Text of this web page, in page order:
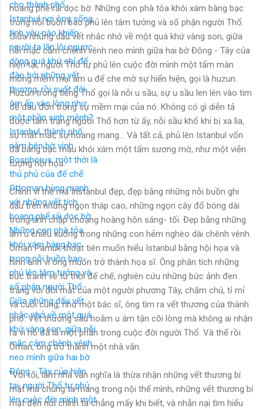
hoang phế rải dọc bờ. Những con phà tỏa khói xám bàng bạc
trong nỗi buồn bao phủ lên tâm tưởng và số phận người Thổ.
Giữa những dấu vết nhắc nhớ về một quá khứ vàng son, giữa
nỗi mặc cảm chênh vênh neo mình giữa hai bờ Đông - Tây của
hiện tại, người Thổ tự phủ lên cuộc đời mình một tấm màn
mỏng mềm mại âm u để che mờ sự hiển hiện, gọi là huzun.
Huzun trong tiếng Thổ gọi là nỗi u sầu, sự u sầu len lén vào tim
để đau đớn trong sự mềm mại của nó. Không có gì diễn tả
được tâm trạng người Thổ hơn từ ấy, nỗi sầu khổ khi bị xa lìa,
sự mất mát, sự hoang mang... Và tất cả, phủ lên Istanbul vốn
đã bàng bạc màu khói xám một tấm sương mờ, như một viễn
tượng hội họa.
Chính vì thế mà Instanbul đẹp, đẹp bằng những nỗi buồn ghi
dấu trên những ngọn tháp cao, những ngọn cây đổ bóng dài
trong ánh chập choạng hoàng hôn sáng- tối. Đẹp bằng những
âm u chiều xuống trong những con hẻm nghèo dài chênh vênh.
Orhan Pamuk thoạt tiên muốn hiểu Istanbul bằng hội họa và
hình ảnh vì ông muốn trở thành họa sĩ. Ông phân tích những
bức tranh vẽ từ thời đế chế, nghiên cứu những bức ảnh đen
trắng với đôi mắt của một người phương Tây, chăm chú, tỉ mỉ
và cuối cùng, như một bác sĩ, ông tìm ra vết thương của thành
phố. Vết thương sâu hoắm u ám tận cõi lòng mà không ai nhận
ra vì nó đã là một phần trong cuộc đời người Thổ. Và thế rồi
Orhan, ông trở thành một nhà văn.
"Với tôi, làm nhà văn nghĩa là thừa nhận những vết thương bí
mật mà chúng ta mang trong nội thể mình, những vết thương bí
mật đến nỗi chính ta chẳng mấy khi biết, và nhẫn nại tìm hiểu